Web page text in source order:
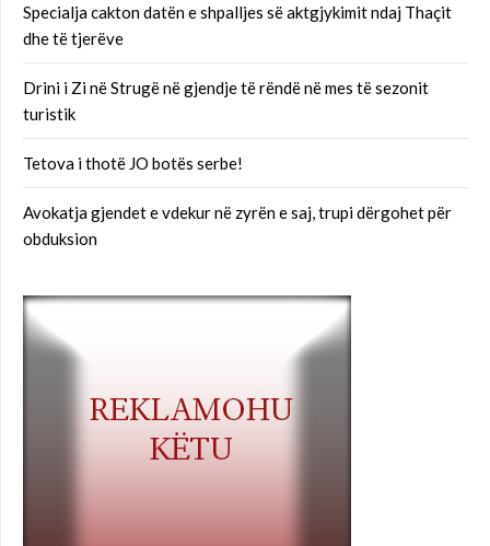
Specialja cakton datën e shpalljes së aktgjykimit ndaj Thaçit
dhe të tjerëve
Drini i Zi në Strugë në gjendje të rëndë në mes të sezonit
turistik
Tetova i thotë JO botës serbe!
Avokatja gjendet e vdekur në zyrën e saj, trupi dërgohet për
obduksion